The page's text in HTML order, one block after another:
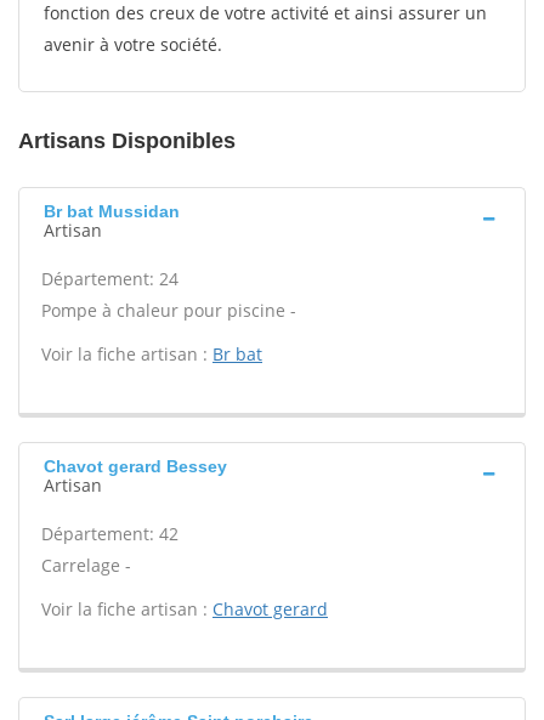
fonction des creux de votre activité et ainsi assurer un
avenir à votre société.
Artisans Disponibles
Br bat Mussidan
Artisan
Département: 24
Pompe à chaleur pour piscine -
Voir la fiche artisan : Br bat
Chavot gerard Bessey
Artisan
Département: 42
Carrelage -
Voir la fiche artisan : Chavot gerard